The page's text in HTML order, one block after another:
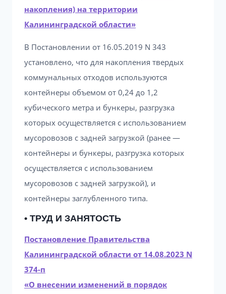
накопления) на территории
Калининградской области»
В Постановлении от 16.05.2019 N 343
установлено, что для накопления твердых
коммунальных отходов используются
контейнеры объемом от 0,24 до 1,2
кубического метра и бункеры, разгрузка
которых осуществляется с использованием
мусоровозов с задней загрузкой (ранее —
контейнеры и бункеры, разгрузка которых
осуществляется с использованием
мусоровозов с задней загрузкой), и
контейнеры заглубленного типа.
• ТРУД И ЗАНЯТОСТЬ
Постановление Правительства
Калининградской области от 14.08.2023 N
374-п
«О внесении изменений в порядок